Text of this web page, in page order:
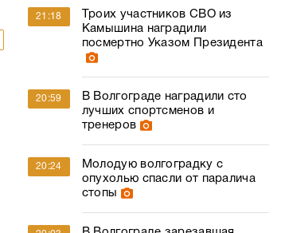
21:18
Троих участников СВО из
Камышина наградили
посмертно Указом Президента
20:59
В Волгограде наградили сто
лучших спортсменов и
тренеров
20:24
Молодую волгоградку с
опухолью спасли от паралича
стопы